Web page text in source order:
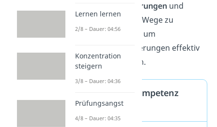
Veränderungen und
bereit, neue Wege zu
beschreiten, um
Herausforderungen effektiv
zu begegnen.
Führungskompetenz
erkennen
Lernen lernen
2/8 – Dauer: 04:56
Konzentration
steigern
3/8 – Dauer: 04:36
Prüfungsangst
4/8 – Dauer: 04:35